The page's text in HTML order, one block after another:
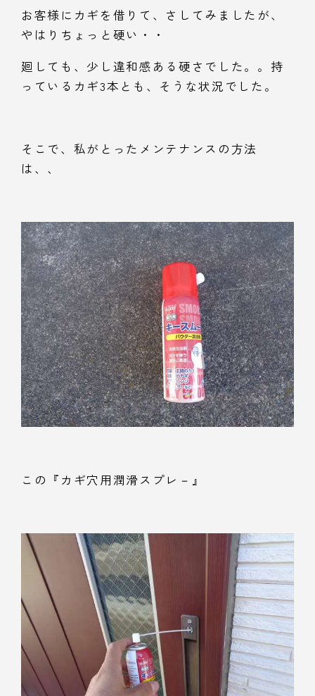
お客様にカギを借りて、さしてみましたが、
やはりちょっと硬い・・
廻しても、少し違和感ある硬さでした。。持
っているカギ3本とも、そうな状況でした。
そこで、私がとったメンテナンスの方法
は、、
この『カギ穴用潤滑スプレ－』